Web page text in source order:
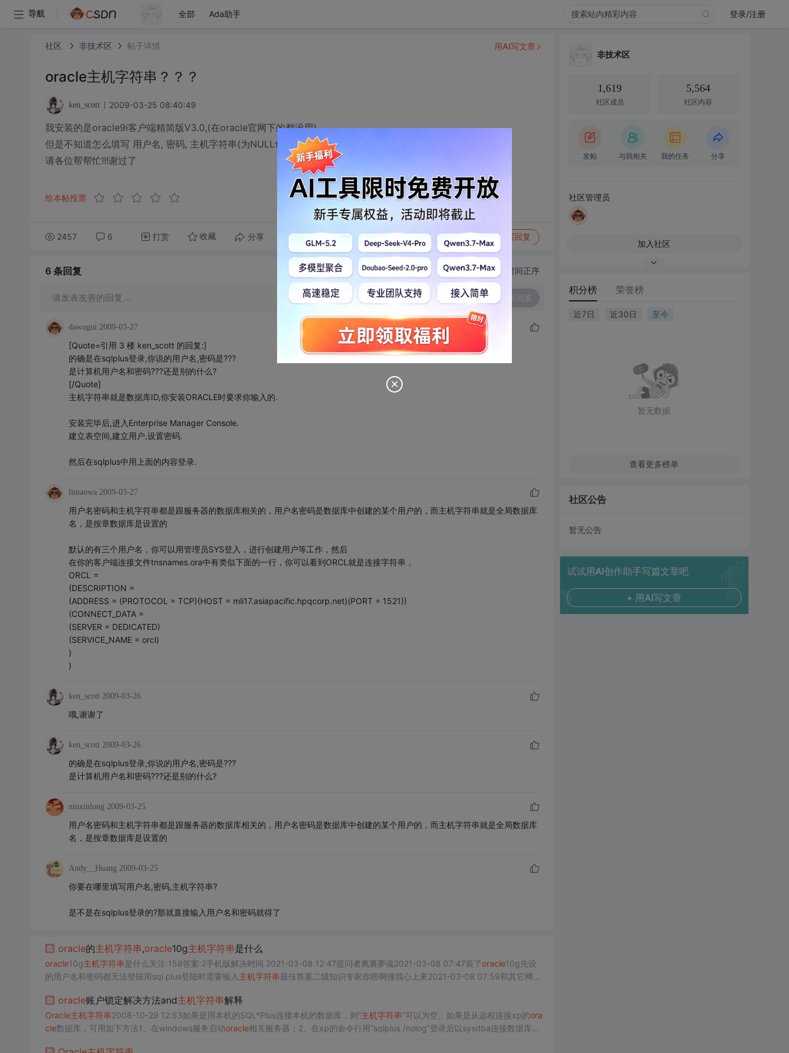
导航 全部 Ada助手 登录/注册
社区 非技术区 帖子详情
oracle主机字符串？？？
ken_scott 2009-03-25 08:40:49
我安装的是oracle9i客户端精简版V3.0,(在oracle官网下的都没用),
但是不知道怎么填写 用户名, 密码, 主机字符串(为NULL也不行),
请各位帮帮忙!!!谢过了
给本帖投票
2457 6 打赏 收藏 分享 转发到动态 举报 写回复
用AI写文章
6 条回复 切换为时间正序
请发表友善的回复… 发表回复
dawugui 2009-03-27
[Quote=引用 3 楼 ken_scott 的回复:]
的确是在sqlplus登录,你说的用户名,密码是???
是计算机用户名和密码???还是别的什么?
[/Quote]
主机字符串就是数据库ID,你安装ORACLE时要求你输入的.
安装完毕后,进入Enterprise Manager Console.
建立表空间,建立用户,设置密码.
然后在sqlplus中用上面的内容登录.
limaowa 2009-03-27
用户名密码和主机字符串都是跟服务器的数据库相关的，用户名密码是数据库中创建的某个用户的，而主机字符串就是全局数据库
名，是按章数据库是设置的
默认的有三个用户名，你可以用管理员SYS登入，进行创建用户等工作，然后
在你的客户端连接文件tnsnames.ora中有类似下面的一行，你可以看到ORCL就是连接字符串，
ORCL =
(DESCRIPTION =
(ADDRESS = (PROTOCOL = TCP)(HOST = mli17.asiapacific.hpqcorp.net)(PORT = 1521))
(CONNECT_DATA =
(SERVER = DEDICATED)
(SERVICE_NAME = orcl)
)
)
ken_scott 2009-03-26
哦,谢谢了
ken_scott 2009-03-26
的确是在sqlplus登录,你说的用户名,密码是???
是计算机用户名和密码???还是别的什么?
niuxinlong 2009-03-25
用户名密码和主机字符串都是跟服务器的数据库相关的，用户名密码是数据库中创建的某个用户的，而主机字符串就是全局数据库
名，是按章数据库是设置的
Andy__Huang 2009-03-25
你要在哪里填写用户名,密码,主机字符串?
是不是在sqlplus登录的?那就直接输入用户名和密码就得了
oracle的主机字符串,oracle10g主机字符串是什么
oracle10g主机字符串是什么关注:159答案:2手机版解决时间 2021-03-08 12:47提问者萬裏夢魂2021-03-08 07:47装了oracle10g先设
的用户名和密码都无法登陆用sql plus登陆时需要输入 主机字符串 最佳答案二级知识专家你瞎啊撞我心上來2021-03-08 07:59和其它网络
oracle账户锁定解决方法and主机字符串解释
Oracle主机字符串2008-10-29 12:53如果是用本机的SQL*Plus连接本机的数据库，则“主机字符串”可以为空。如果是从远程连接xp的ora
cle数据库，可用如下方法1、在windows服务启动oracle相关服务器；2、在xp的命令行用“sqlplus /nolog”登录后以sysdba连接数据库
非技术区
1,619
社区成员
5,564
社区内容
发帖 与我相关 我的任务 分享
社区管理员
加入社区
积分榜 荣誉榜
近7日 近30日 至今
暂无数据
查看更多榜单
社区公告
暂无公告
试试用AI创作助手写篇文章吧
+ 用AI写文章